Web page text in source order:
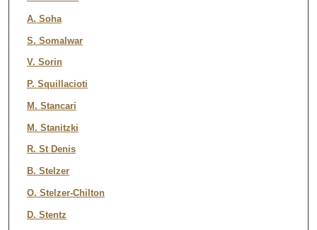
A. Soha
S. Somalwar
V. Sorin
P. Squillacioti
M. Stancari
M. Stanitzki
R. St Denis
B. Stelzer
O. Stelzer-Chilton
D. Stentz